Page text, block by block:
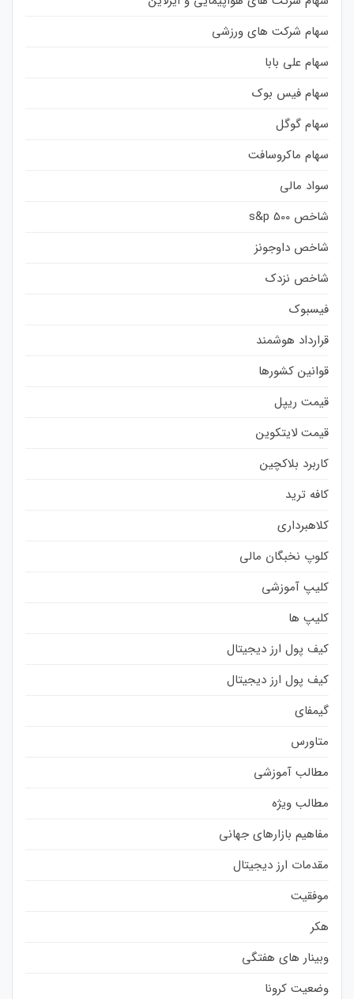
سهام شرکت های ورزشی
سهام علی بابا
سهام فیس بوک
سهام گوگل
سهام ماکروسافت
سواد مالی
شاخص s&p 500
شاخص داوجونز
شاخص نزدک
فیسبوک
قرارداد هوشمند
قوانین کشورها
قیمت ریپل
قیمت لایتکوین
کاربرد بلاکچین
کافه ترید
کلاهبرداری
کلوپ نخبگان مالی
کلیپ آموزشی
کلیپ ها
کیف پول ارز دیجیتال
کیف پول ارز دیجیتال
گیمفای
متاورس
مطالب آموزشی
مطالب ویژه
مفاهیم بازارهای جهانی
مقدمات ارز دیجیتال
موفقیت
هکر
وبینار های هفتگی
وضعیت کرونا